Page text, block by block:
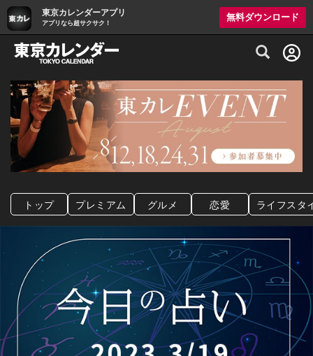
東京カレンダーアプリ
アプリなら超サクサク！
無料ダウンロード
グルメ情報・プレミアムレストラン予約
トップ プレミアム グルメ 恋愛 ライフスタ